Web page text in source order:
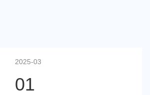
2025-03
01